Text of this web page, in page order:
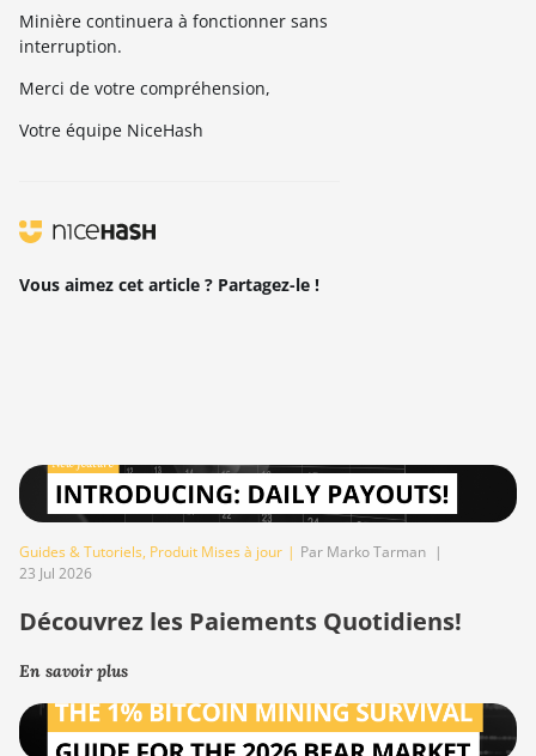
Minière continuera à fonctionner sans
interruption.
Merci de votre compréhension,
Votre équipe NiceHash
Vous aimez cet article ? Partagez-le !
Guides & Tutoriels, Produit Mises à jour | Par Marko Tarman |
23 Jul 2026
Découvrez les Paiements Quotidiens!
En savoir plus